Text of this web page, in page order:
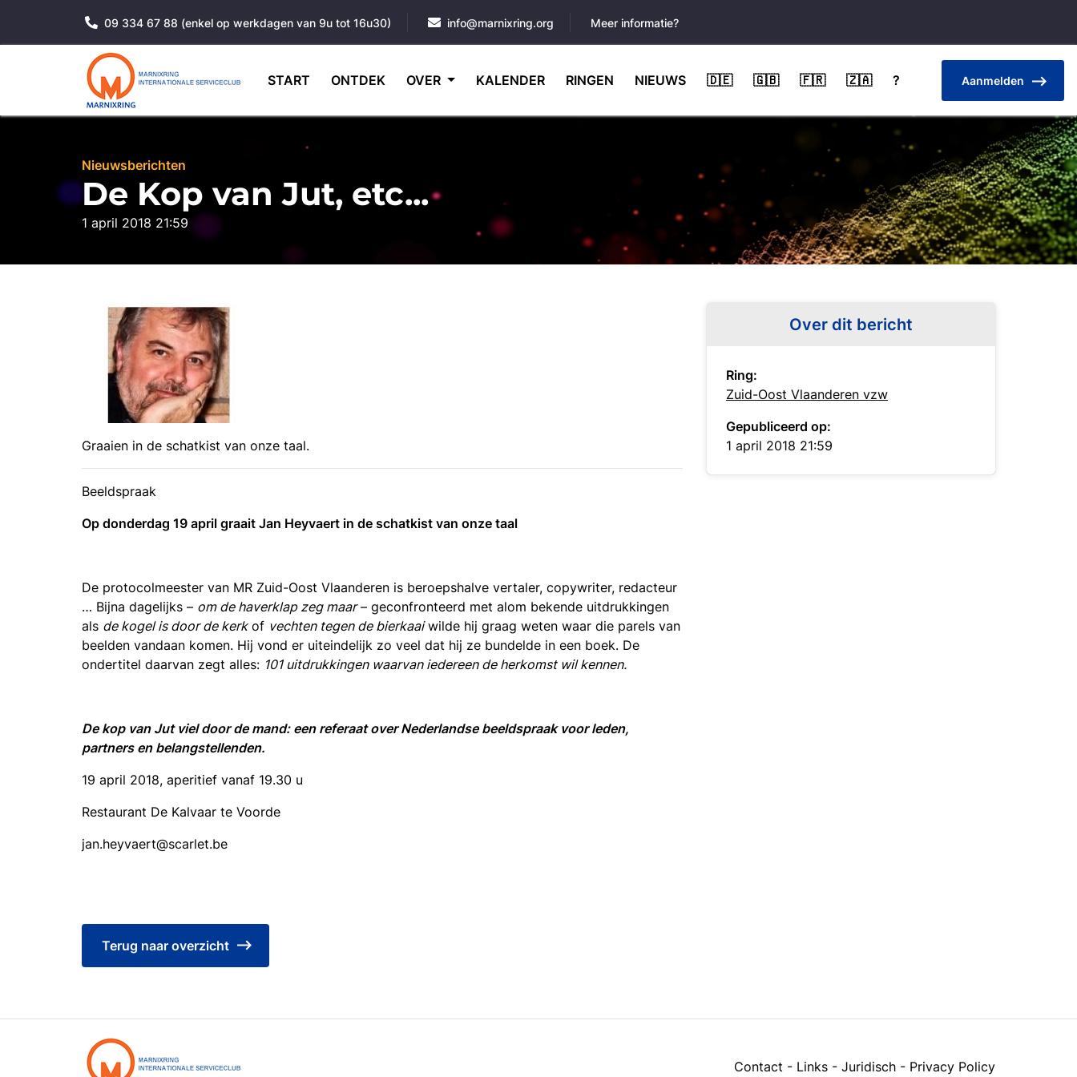
09 334 67 88 (enkel op werkdagen van 9u tot 16u30) info@marnixring.org Meer informatie?
START ONTDEK OVER KALENDER RINGEN NIEUWS 🇩🇪 🇬🇧 🇫🇷 🇿🇦 ? Aanmelden
Nieuwsberichten
De Kop van Jut, etc...
1 april 2018 21:59
Graaien in de schatkist van onze taal.
Beeldspraak
Op donderdag 19 april graait Jan Heyvaert in de schatkist van onze taal
De protocolmeester van MR Zuid-Oost Vlaanderen is beroepshalve vertaler, copywriter, redacteur
… Bijna dagelijks – om de haverklap zeg maar– geconfronteerd met alom bekende uitdrukkingen
als de kogel is door de kerkof vechten tegen de bierkaaiwilde hij graag weten waar die parels van
beelden vandaan komen. Hij vond er uiteindelijk zo veel dat hij ze bundelde in een boek. De
ondertitel daarvan zegt alles: 101 uitdrukkingen waarvan iedereen de herkomst wil kennen.
De kop van Jut viel door de mand: een referaat over Nederlandse beeldspraak voor leden,
partners en belangstellenden.
19 april 2018, aperitief vanaf 19.30 u
Restaurant De Kalvaar te Voorde
jan.heyvaert@scarlet.be
Over dit bericht
Ring:
Zuid-Oost Vlaanderen vzw
Gepubliceerd op:
1 april 2018 21:59
Terug naar overzicht
Contact - Links - Juridisch - Privacy Policy